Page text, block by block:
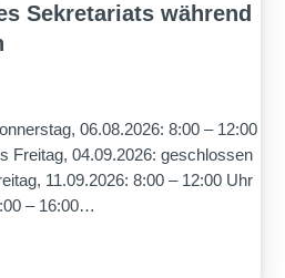
Sekretariats während
06.08.2026: 8:00 – 12:00
Freitag, 04.09.2026: geschlossen
11.09.2026: 8:00 – 12:00 Uhr
– 16:00…